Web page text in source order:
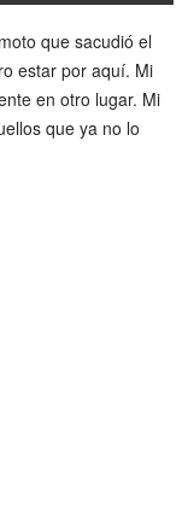
que sacudió el
estar por aquí. Mi
en otro lugar. Mi
que ya no lo